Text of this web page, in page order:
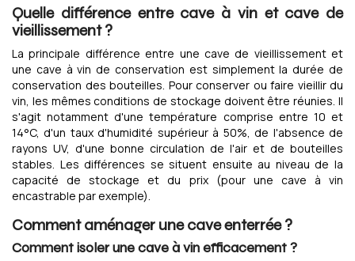
Quelle différence entre cave à vin et cave de
vieillissement ?
La principale différence entre une cave de vieillissement et
une cave à vin de conservation est simplement la durée de
conservation des bouteilles. Pour conserver ou faire vieillir du
vin, les mêmes conditions de stockage doivent être réunies. Il
s'agit notamment d'une température comprise entre 10 et
14°C, d'un taux d'humidité supérieur à 50%, de l'absence de
rayons UV, d'une bonne circulation de l'air et de bouteilles
stables. Les différences se situent ensuite au niveau de la
capacité de stockage et du prix (pour une cave à vin
encastrable par exemple).
Comment aménager une cave enterrée ?
Comment isoler une cave à vin efficacement ?